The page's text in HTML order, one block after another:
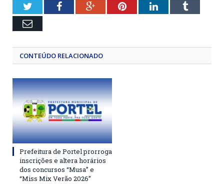
TwitterFacebookGoogle+PinterestLinkedInTumblr
Email
CONTEÚDO RELACIONADO
Prefeitura de Portel prorroga
inscrições e altera horários
dos concursos “Musa” e
“Miss Mix Verão 2026”